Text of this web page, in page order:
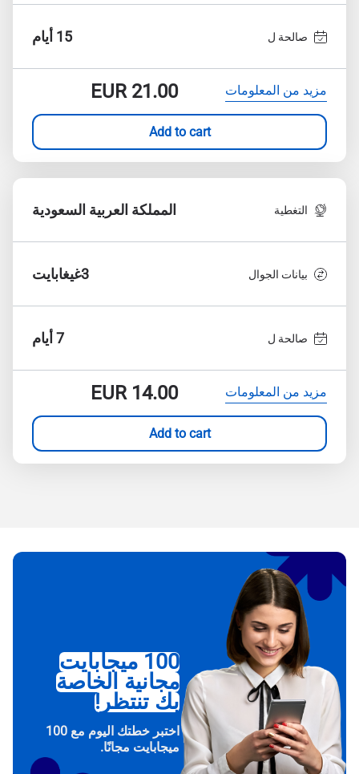
صالحة ل 15 أيام
مزيد من المعلومات EUR21.00
Add to cart
التغطية المملكة العربية السعودية
بيانات الجوال 3غيغابايت
صالحة ل 7 أيام
مزيد من المعلومات EUR14.00
Add to cart
100 ميجابايت
مجانية الخاصة
بك تنتظر!
اختبر خطتك اليوم مع 100
ميجابايت مجانًا.